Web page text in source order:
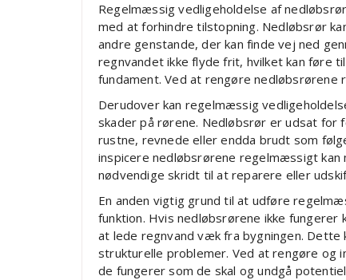
Regelmæssig vedligeholdelse af
med at forhindre tilstopning. Nedløbsrør
andre genstande, der kan finde vej ned
regnvandet ikke flyde frit, hvilket kan føre
fundament. Ved at rengøre nedløbsrørene
Derudover kan regelmæssig
skader på rørene. Nedløbsrør er udsat for
rustne, revnede eller endda brudt som
inspicere nedløbsrørene regelmæssigt kan
nødvendige skridt til at reparere eller
En anden vigtig grund til at udføre
funktion. Hvis nedløbsrørene ikke
at lede regnvand væk fra bygningen.
strukturelle problemer. Ved at rengøre og
de fungerer som de skal og undgå